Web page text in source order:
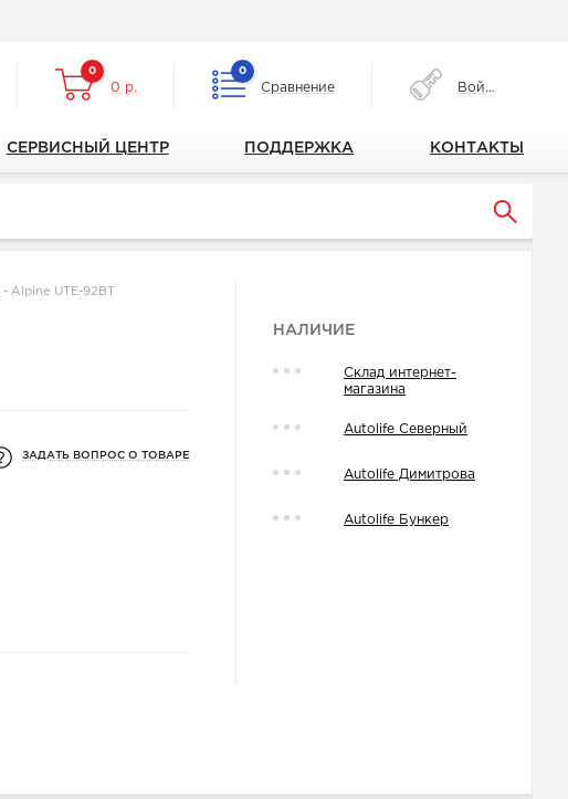
0
0 р.
0
Сравнение Войти
СЕРВИСНЫЙ ЦЕНТР ПОДДЕРЖКА КОНТАКТЫ
-Alpine UTE-92BT
ЗАДАТЬ ВОПРОС О ТОВАРЕ
НАЛИЧИЕ
Склад интернет-
магазина
Autolife Северный
Autolife Димитрова
Autolife Бункер